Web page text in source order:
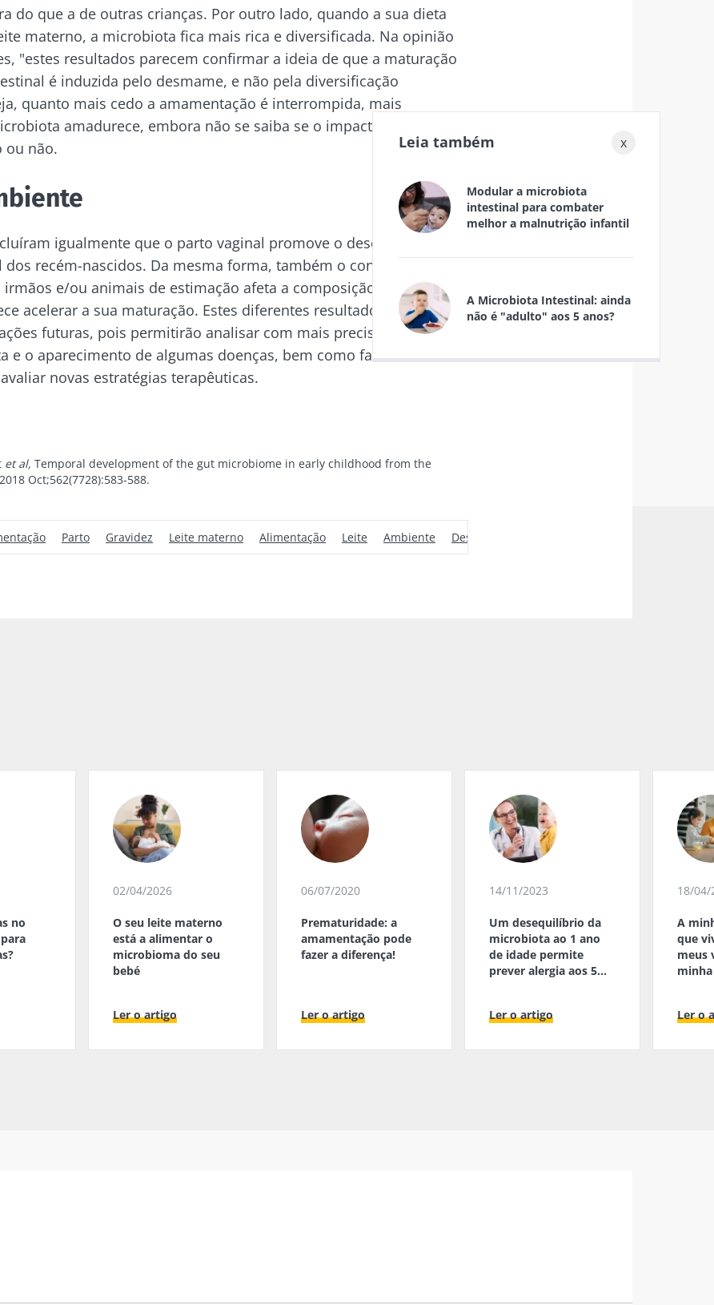
do que a de outras crianças. Por outro lado, quando a sua dieta
materno, a microbiota fica mais rica e diversificada. Na opinião
"estes resultados parecem confirmar a ideia de que a maturação
é induzida pelo desmame, e não pela diversificação
quanto mais cedo a amamentação é interrompida, mais
amadurece, embora não se saiba se o impacto na saúde da
ou não.
igualmente que o parto vaginal promove o desenvolvimento
recém-nascidos. Da mesma forma, também o convívio e
e/ou animais de estimação afeta a composição da
acelerar a sua maturação. Estes diferentes resultados podem ser
futuras, pois permitirão analisar com mais precisão a ligação
e o aparecimento de algumas doenças, bem como favorecer a
novas estratégias terapêuticas.
et al, Temporal development of the gut microbiome in early childhood from the
Oct;562(7728):583-588.
Parto Gravidez Leite materno Alimentação Leite Ambiente Desenvolvimento
x
Leia também
Modular a microbiota
intestinal para combater
melhor a malnutrição infantil
A Microbiota Intestinal: ainda
não é "adulto" aos 5 anos?
no
02/04/2026
O seu leite materno
está a alimentar o
microbioma do seu
bebé
Ler o artigo
06/07/2020
Prematuridade: a
amamentação pode
fazer a diferença!
Ler o artigo
14/11/2023
Um desequilíbrio da
microbiota ao 1 ano
de idade permite
prever alergia aos 5
Ler o artigo
18/04/
A
que
meus
Ler o
a ser redirecionado e deixar nosso site
do Biocodex Microbiota Institute
se informado
da microbiota e receba "The Essential" uma vez por mês
com as últimas notícias sobre a microbiota.
inscrever para receber mais informações sobre a Biocodex
ascondições gerais de utilizaçãoe apolítica de privacidadedo Biocodex
inscrever para receber mais informações sobre a Biocodex
as condições gerais de utilizaçãoe apolítica de privacidadedo Biocodex
em
vivos,
Os iogurtes, os
grandes aliados do teu
microbioma intestinal
um ponto em comum:
são excelentes para a...
Descubra mais
fertilidade: uma pista
a explorar
Ler o artigo